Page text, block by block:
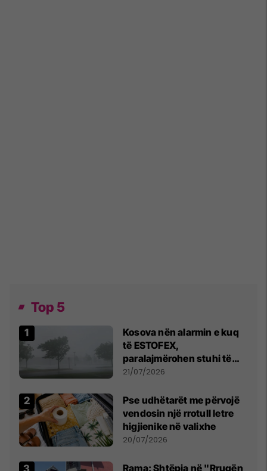
Top 5
Kosova nën alarmin e kuq
të ESTOFEX,
paralajmërohen stuhi të
fuqishme me breshër dhe
21/07/2026
Pse udhëtarët me përvojë
vendosin një rrotull letre
higjienike në valixhe
20/07/2026
Rama: Shtëpia në "Rrugën